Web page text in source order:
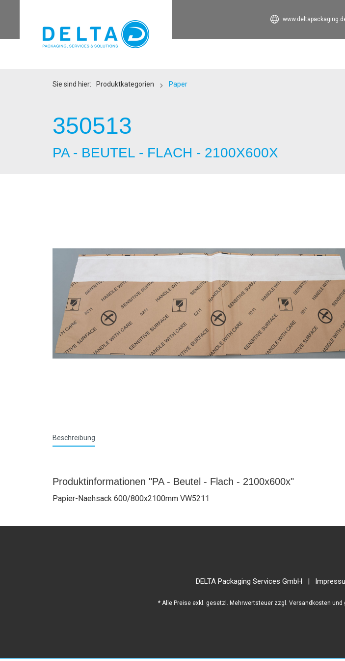
Sie sind hier: Produktkategorien Paper
350513
PA - BEUTEL - FLACH - 2100X600X
Beschreibung
Produktinformationen "PA - Beutel - Flach - 2100x600x"
Papier-Naehsack 600/800x2100mm VW5211
DELTA Packaging Services GmbH
* Alle Preise exkl. gesetzl. Mehrwertsteuer zzgl. Versandkosten und